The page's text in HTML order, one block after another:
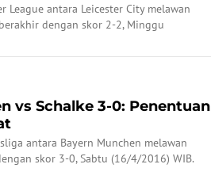
League antara Leicester City melawan
dengan skor 2-2, Minggu
vs Schalke 3-0: Penentuan
antara Bayern Munchen melawan
skor 3-0, Sabtu (16/4/2016) WIB.